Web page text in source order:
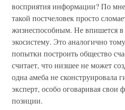
восприятия информации? По
такой постчеловек просто
жизнеспособным. Не впишется
экосистему. Это аналогично
попытки построить общество
считает, что низшее не может
одна амеба не сконструировала
эксперт, особо оговаривая свои
позиции.